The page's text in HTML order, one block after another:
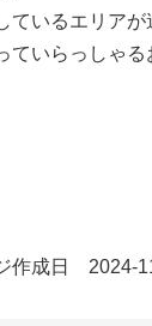
ているエリア
ていらっしゃ
作成日 2024-